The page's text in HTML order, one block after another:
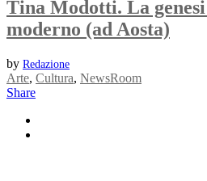
Tina Modotti. La
moderno (ad Aosta)
by Redazione
Arte, Cultura, NewsRoom
Share